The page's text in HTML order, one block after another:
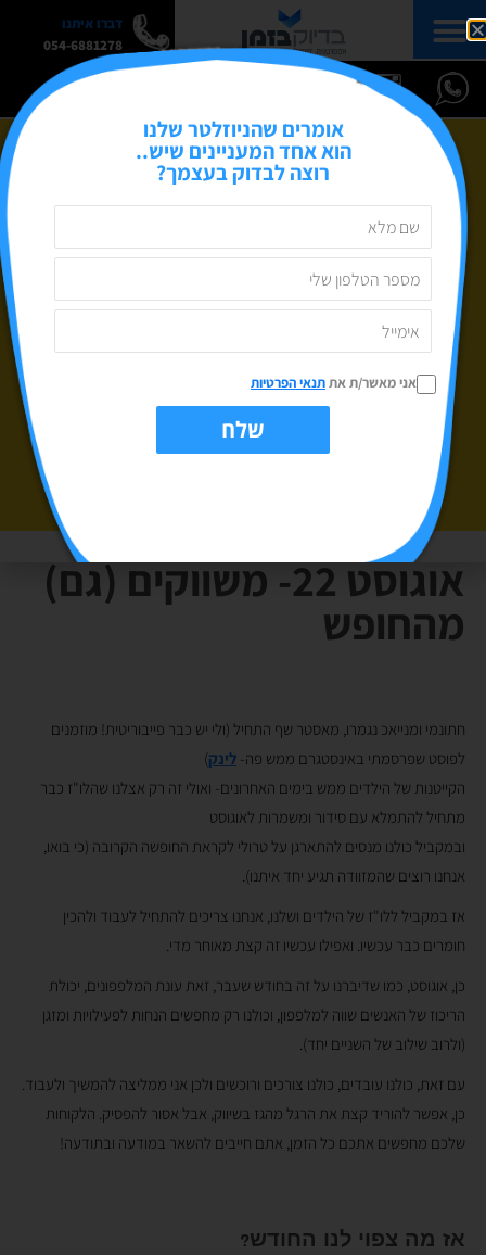
דברו איתנו
054-6881278
אוגוסט 22- משווקים (גם)
מהחופש
חתונמי ומנייאכ נגמרו, מאסטר שף התחיל (ולי יש כבר פייבוריטית! מוזמנים
לפוסט שפרסמתי באינסטגרם ממש פה- לינק)
הקייטנות של הילדים ממש בימים האחרונים- ואולי זה רק אצלנו שהלו"ז כבר
מתחיל להתמלא עם סידור ומשמרות לאוגוסט
ובמקביל כולנו מנסים להתארגן על טרולי לקראת החופשה הקרובה (כי בואו,
אנחנו רוצים שהמזוודה תגיע יחד איתנו).
אז במקביל ללו"ז של הילדים ושלנו, אנחנו צריכים להתחיל לעבוד ולהכין
חומרים כבר עכשיו. ואפילו עכשיו זה קצת מאוחר מדי.
כן, אוגוסט, כמו שדיברנו על זה בחודש שעבר, זאת עונת המלפפונים, יכולת
הריכוז של האנשים שווה למלפפון, וכולנו רק מחפשים הנחות לפעילויות ומזגן
(ולרוב שילוב של השניים יחד).
עם זאת, כולנו עובדים, כולנו צורכים ורוכשים ולכן אני ממליצה להמשיך ולעבוד.
כן, אפשר להוריד קצת את הרגל מהגז בשיווק, אבל אסור להפסיק. הלקוחות
שלכם מחפשים אתכם כל הזמן, אתם חייבים להשאר במודעה ובתודעה!
אז מה צפוי לנו החודש?
אומרים שהניוזלטר שלנו
הוא אחד המעניינים שיש..
רוצה לבדוק בעצמך?
אני מאשר/ת אתתנאי הפרטיות
שלח